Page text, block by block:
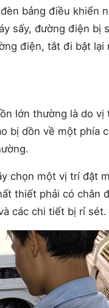
bảng điều khiển
sấy, đường điện bị
điện, tắt đi bật lại
lớn thường là do vị
bị dồn về một phía
chọn một vị trí đặt
thiết phải có chân
các chi tiết bị rỉ sét.